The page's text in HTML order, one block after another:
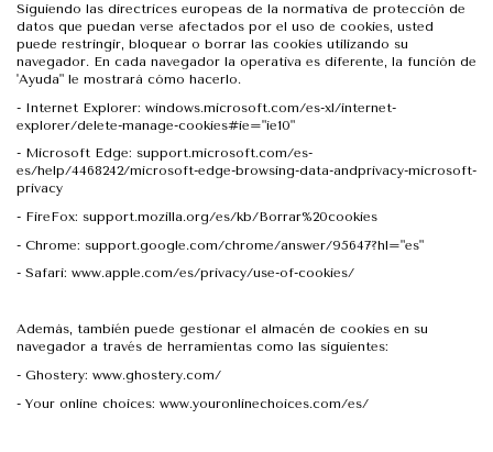
Siguiendo las directrices europeas de la normativa de protección de
datos que puedan verse afectados por el uso de cookies, usted
puede restringir, bloquear o borrar las cookies utilizando su
navegador. En cada navegador la operativa es diferente, la función de
'Ayuda" le mostrará cómo hacerlo.
- Internet Explorer: windows.microsoft.com/es-xl/internet-
explorer/delete-manage-cookies#ie="ie10"
- Microsoft Edge: support.microsoft.com/es-
es/help/4468242/microsoft-edge-browsing-data-andprivacy-microsoft-
privacy
- FireFox: support.mozilla.org/es/kb/Borrar%20cookies
- Chrome: support.google.com/chrome/answer/95647?hl="es"
- Safari: www.apple.com/es/privacy/use-of-cookies/
Además, también puede gestionar el almacén de cookies en su
navegador a través de herramientas como las siguientes:
- Ghostery: www.ghostery.com/
- Your online choices: www.youronlinechoices.com/es/